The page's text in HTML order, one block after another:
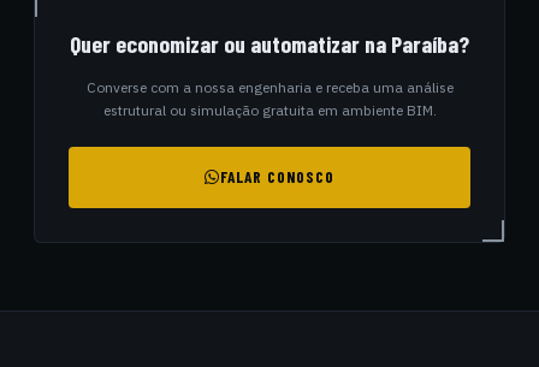
Quer economizar ou automatizar na Paraíba?
Converse com a nossa engenharia e receba uma análise
estrutural ou simulação gratuita em ambiente BIM.
FALAR CONOSCO